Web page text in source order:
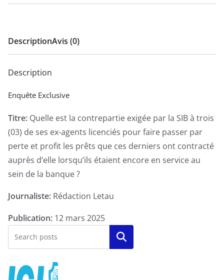
exigée
trois
(03)
ses
ex-
agents
licenciés
pour
passer
par
les
DescriptionAvis (0)
Description
Enquête Exclusive
Titre: Quelle est la contrepartie exigée par la SIB à trois
(03) de ses ex-agents licenciés pour faire passer par
perte et profit les prêts que ces derniers ont contracté
auprès d’elle lorsqu’ils étaient encore en service au
sein de la banque ?
Journaliste: Rédaction Letau
Publication: 12 mars 2025
Rechercher